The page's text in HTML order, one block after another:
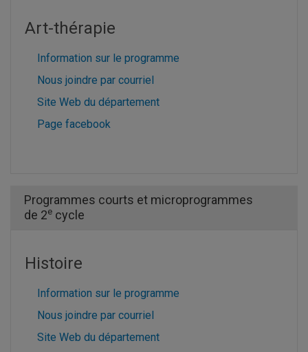
Art-thérapie
Information sur le programme
Nous joindre par courriel
Site Web du département
Page facebook
Programmes courts et microprogrammes
de 2e cycle
Histoire
Information sur le programme
Nous joindre par courriel
Site Web du département